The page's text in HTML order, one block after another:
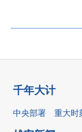
千年大计
中央部署 重大时